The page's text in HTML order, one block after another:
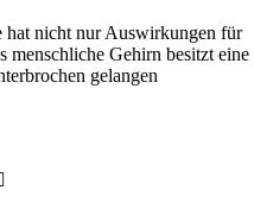
hat nicht nur Auswirkungen für
menschliche Gehirn besitzt eine
gelangen